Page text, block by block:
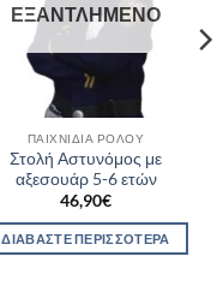
ΕΞΑΝΤΛΗΜΈΝΟ
ΠΑΙΧΝΊΔΙΑ ΡΌΛΟΥ
Στολή Αστυνόμος με
αξεσουάρ 5-6 ετών
46,90€
ΔΙΑΒΆΣΤΕ ΠΕΡΙΣΣΌΤΕΡΑ